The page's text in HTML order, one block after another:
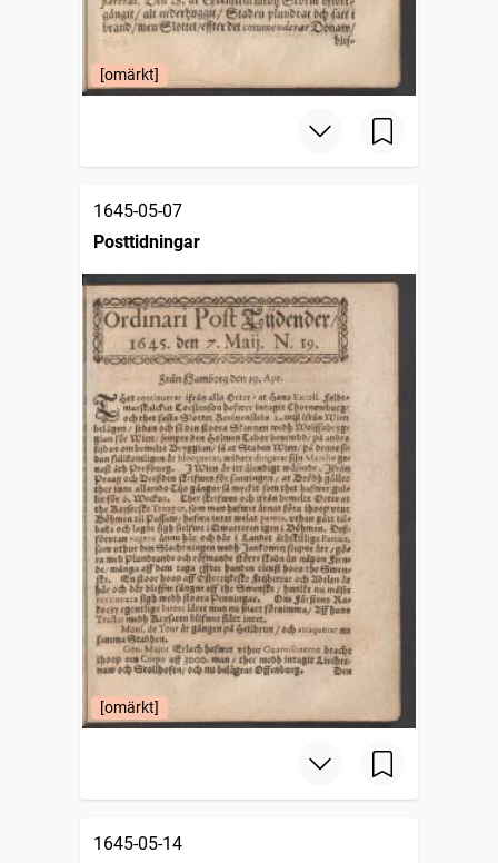
[omärkt]
1645-05-07
Posttidningar
[omärkt]
1645-05-14